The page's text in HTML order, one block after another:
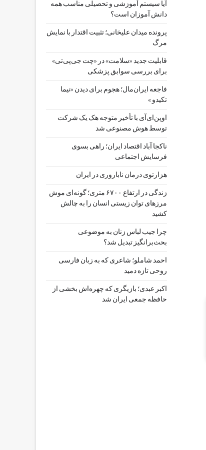
آیا سیستم آموزشی و تحصیلی مناسب همه
دانش آموزان است؟
پرونده میدان علیخانی؛ تثبیت اقتدار با نمایش
مرگ
قابلیت جدید «سلامت» در «چت ‌جی‌پی‌تی»
برای بررسی سوابق پزشکی
فاجعه ایران‌مال؛ هجوم برای دیدن «نیما
تکیدو »
اوپن‌ای‌آی با تأخیر متوجه هک یک شرکت
توسط هوش مصنوعی شد
ناکجا آباد اقتصاد ایران؛ راهی بسوی
فرسایش اجتماعی
هزارتوی درمان ناباروری در ایران
زندگی در ارتفاع ۶۷۰۰ متری؛ گونه‌ای موش
مرزهای توان زیستی انسان را به چالش
کشید
چرا جیب‌ لباس زنان به موضوعی
بحث‌برانگیز تبدیل شد؟
احمد شاملو؛ شاعری که به زبان فارسی
روحی تازه دمید
اکبر عبدی؛ بازیگری که چهره‌اش بخشی از
حافظه جمعی ایران شد